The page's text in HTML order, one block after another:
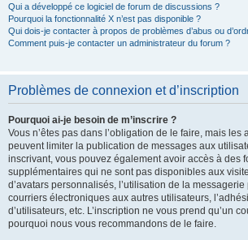
Qui a développé ce logiciel de forum de discussions ?
Pourquoi la fonctionnalité X n’est pas disponible ?
Qui dois-je contacter à propos de problèmes d’abus ou
Comment puis-je contacter un administrateur du forum ?
Problèmes de connexion et d’inscription
Pourquoi ai-je besoin de m’inscrire ?
Vous n’êtes pas dans l’obligation de le faire, mais les
peuvent limiter la publication de messages aux
inscrivant, vous pouvez également avoir accès à des
supplémentaires qui ne sont pas disponibles aux
d’avatars personnalisés, l’utilisation de la messagerie
courriers électroniques aux autres utilisateurs,
d’utilisateurs, etc. L’inscription ne vous prend qu’un
pourquoi nous vous recommandons de le faire.